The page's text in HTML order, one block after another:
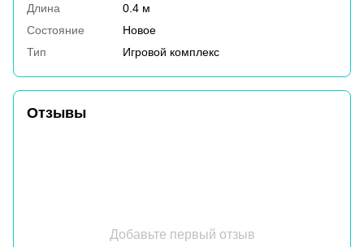
Длина
0.4 м
Состояние
Новое
Тип
Игровой комплекс
Отзывы
Добавьте первый отзыв